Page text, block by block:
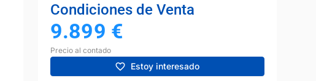
Condiciones de Venta
9.899 €
Precio al contado
Estoy interesado